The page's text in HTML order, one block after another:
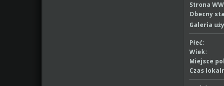
Strona
Obecny
Galeria
Płeć:
Wiek:
Miejsce
Czas